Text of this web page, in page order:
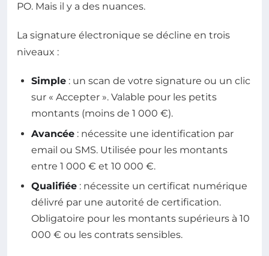
PO. Mais il y a des nuances.
La signature électronique se décline en trois
niveaux :
Simple : un scan de votre signature ou un clic
sur « Accepter ». Valable pour les petits
montants (moins de 1 000 €).
Avancée : nécessite une identification par
email ou SMS. Utilisée pour les montants
entre 1 000 € et 10 000 €.
Qualifiée : nécessite un certificat numérique
délivré par une autorité de certification.
Obligatoire pour les montants supérieurs à 10
000 € ou les contrats sensibles.